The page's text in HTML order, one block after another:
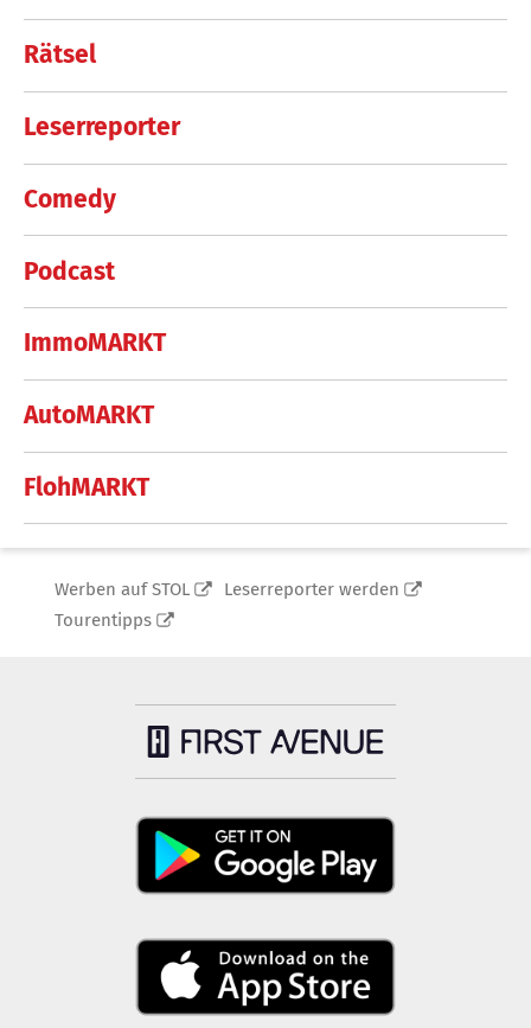
Rätsel
Leserreporter
Comedy
Podcast
ImmoMARKT
AutoMARKT
FlohMARKT
Werben auf STOL
Leserreporter werden
Tourentipps